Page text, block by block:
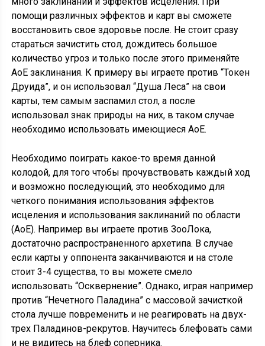
помощи различных эффектов и карт вы сможете
восстановить свое здоровье после. Не стоит сразу
стараться зачистить стол, дождитесь большое
количество угроз и только после этого применяйте
АоЕ заклинания. К примеру вы играете против “Токен
Друида”, и он использовал “Душа Леса” на свои
карты, тем самым заспамил стол, а после
использовал знак природы на них, в таком случае
необходимо использовать имеющиеся АоЕ.
Необходимо поиграть какое-то время данной
колодой, для того чтобы прочувствовать каждый ход
и возможно последующий, это необходимо для
четкого понимания использования эффектов
исцеления и использования заклинаний по области
(АоЕ). Например вы играете против ЗооЛока,
достаточно распространенного архетипа. В случае
если карты у оппонента заканчиваются и на столе
стоит 3-4 существа, то вы можете смело
использовать “Осквернение”. Однако, играя например
против “Нечетного Паладина” с массовой зачисткой
стола лучше повременить и не реагировать на двух-
трех Паладинов-рекрутов. Научитесь блефовать сами
и не видитесь на блеф соперника.